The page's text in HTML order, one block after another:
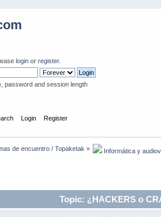
login or register.
password and session length
Login Register
de encuentro / Topaketak » Informática y
Topic: ¿HACKERS o